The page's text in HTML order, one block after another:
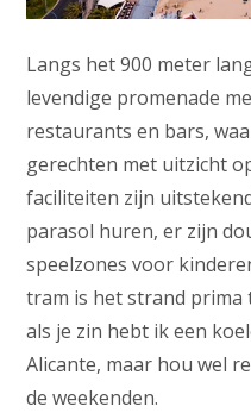
Langs het 900 meter
levendige promenade
restaurants en bars,
gerechten met uitzicht
faciliteiten zijn
parasol huren, er zijn
speelzones voor
tram is het strand prima
als je zin hebt ik een
Alicante, maar hou wel
de weekenden.